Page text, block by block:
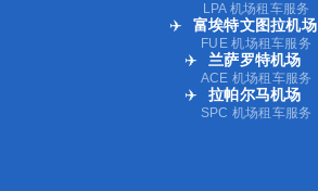
LPA 机场租车服务
✈️ 富埃特文图拉机场
FUE 机场租车服务
✈️ 兰萨罗特机场
ACE 机场租车服务
✈️ 拉帕尔马机场
SPC 机场租车服务